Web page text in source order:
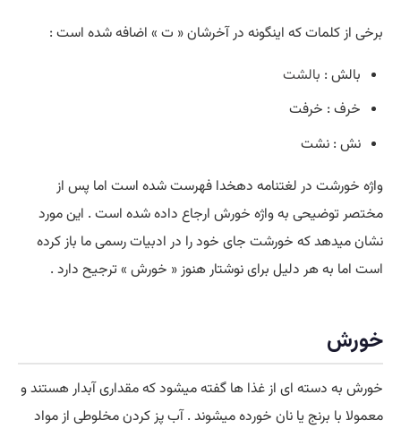
برخی از کلمات که اینگونه در آخرشان « ت » اضافه شده است :
بالش : بالشت
خرف : خرفت
نش : نشت
واژه خورشت در لغتنامه دهخدا فهرست شده است اما پس از
مختصر توضیحی به واژه خورش ارجاع داده شده است . این مورد
نشان میدهد که خورشت جای خود را در ادبیات رسمی ما باز کرده
است اما به هر دلیل برای نوشتار هنوز « خورش » ترجیح دارد .
خورش
خورش به دسته ای از غذا ها گفته میشود که مقداری آبدار هستند و
معمولا با برنج یا نان خورده میشوند . آب پز کردن مخلوطی از مواد